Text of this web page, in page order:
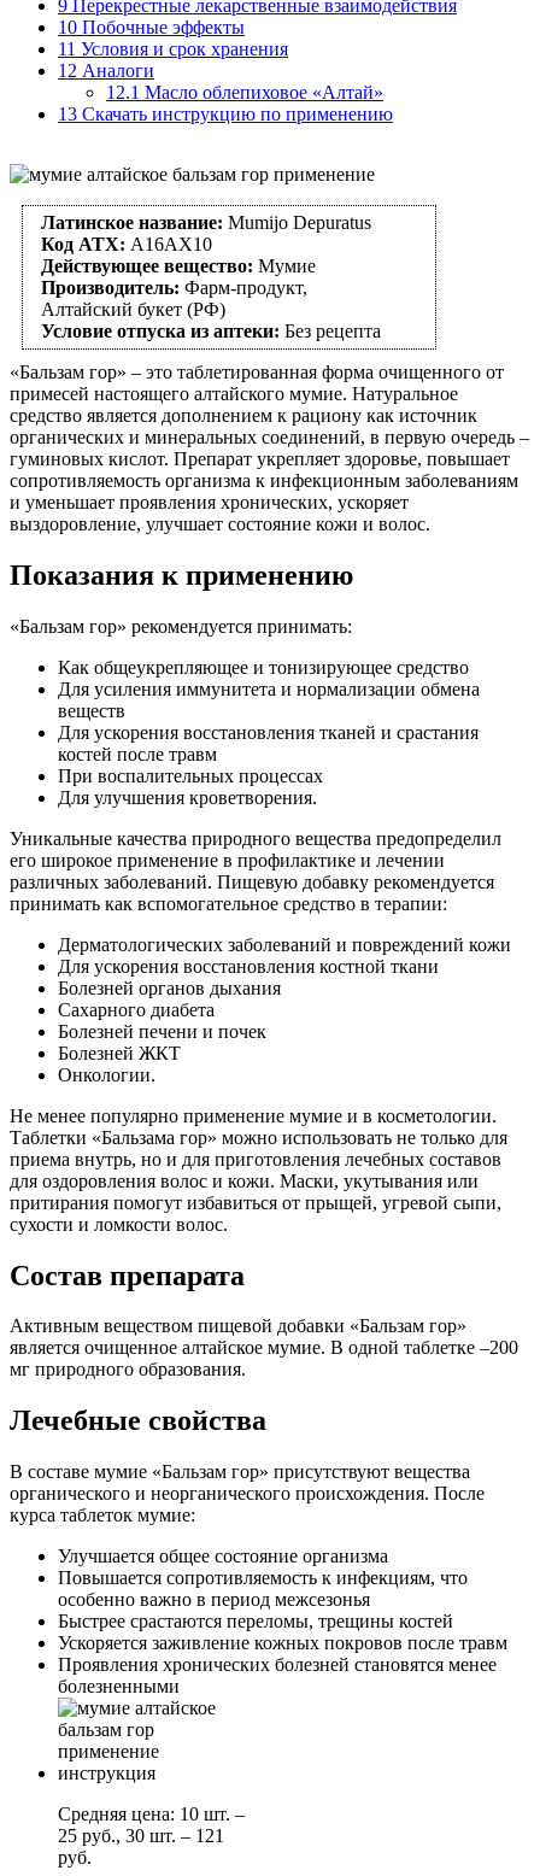
9 Перекрестные лекарственные взаимодействия
10 Побочные эффекты
11 Условия и срок хранения
12 Аналоги
12.1 Масло облепиховое «Алтай»
13 Скачать инструкцию по применению
Латинское название: Mumijo Depuratus
Код АТХ: A16AX10
Действующее вещество: Мумие
Производитель: Фарм-продукт,
Алтайский букет (РФ)
Условие отпуска из аптеки: Без рецепта
«Бальзам гор» – это таблетированная форма очищенного от
примесей настоящего алтайского мумие. Натуральное
средство является дополнением к рациону как источник
органических и минеральных соединений, в первую очередь –
гуминовых кислот. Препарат укрепляет здоровье, повышает
сопротивляемость организма к инфекционным заболеваниям
и уменьшает проявления хронических, ускоряет
выздоровление, улучшает состояние кожи и волос.
Показания к применению
«Бальзам гор» рекомендуется принимать:
Как общеукрепляющее и тонизирующее средство
Для усиления иммунитета и нормализации обмена
веществ
Для ускорения восстановления тканей и срастания
костей после травм
При воспалительных процессах
Для улучшения кроветворения.
Уникальные качества природного вещества предопределил
его широкое применение в профилактике и лечении
различных заболеваний. Пищевую добавку рекомендуется
принимать как вспомогательное средство в терапии:
Дерматологических заболеваний и повреждений кожи
Для ускорения восстановления костной ткани
Болезней органов дыхания
Сахарного диабета
Болезней печени и почек
Болезней ЖКТ
Онкологии.
Не менее популярно применение мумие и в косметологии.
Таблетки «Бальзама гор» можно использовать не только для
приема внутрь, но и для приготовления лечебных составов
для оздоровления волос и кожи. Маски, укутывания или
притирания помогут избавиться от прыщей, угревой сыпи,
сухости и ломкости волос.
Состав препарата
Активным веществом пищевой добавки «Бальзам гор»
является очищенное алтайское мумие. В одной таблетке –200
мг природного образования.
Лечебные свойства
В составе мумие «Бальзам гор» присутствуют вещества
органического и неорганического происхождения. После
курса таблеток мумие:
Улучшается общее состояние организма
Повышается сопротивляемость к инфекциям, что
особенно важно в период межсезонья
Быстрее срастаются переломы, трещины костей
Ускоряется заживление кожных покровов после травм
Проявления хронических болезней становятся менее
болезненными
Средняя цена: 10 шт. –
25 руб., 30 шт. – 121
руб.